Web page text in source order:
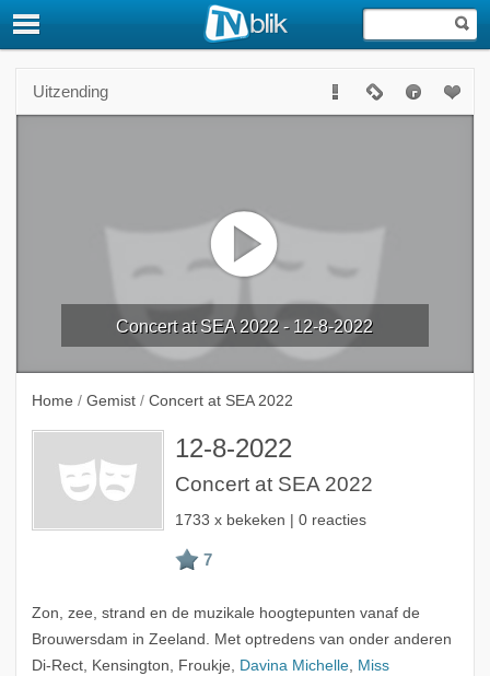
Uitzending
Concert at SEA 2022 - 12-8-2022
Home / Gemist / Concert at SEA 2022
12-8-2022
Concert at SEA 2022
1733 x bekeken | 0 reacties
Zon, zee, strand en de muzikale hoogtepunten vanaf de
Brouwersdam in Zeeland. Met optredens van onder anderen
Di-Rect, Kensington, Froukje, Davina Michelle, Miss